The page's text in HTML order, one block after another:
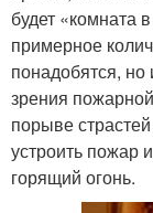
Цвета для
будет «комната
примерное
понадобятся, но
зрения
порыве
устроить пожар
горящий огонь.